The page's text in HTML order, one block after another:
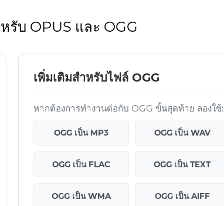
รับ OPUS และ OGG
เพิ่มเติมสำหรับไฟล์ OGG
หากต้องการทำงานต่อกับ OGG ขั้นสุดท้าย ลองใช้:
OGG เป็น MP3 OGG เป็น WAV
OGG เป็น FLAC OGG เป็น TEXT
OGG เป็น WMA OGG เป็น AIFF